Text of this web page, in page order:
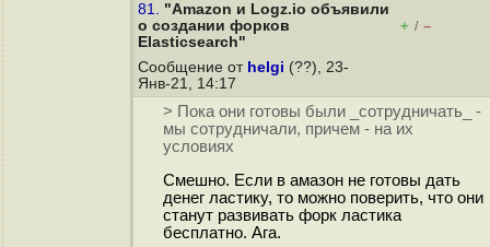
81. "Amazon и Logz.io объявили
о создании форков
Elasticsearch"
+ / –
Сообщение от helgi (??), 23-
Янв-21, 14:17
> Пока они готовы были _сотрудничать_ -
мы сотрудничали, причем - на их
условиях
Смешно. Если в амазон не готовы дать
денег ластику, то можно поверить, что они
станут развивать форк ластика
бесплатно. Ага.